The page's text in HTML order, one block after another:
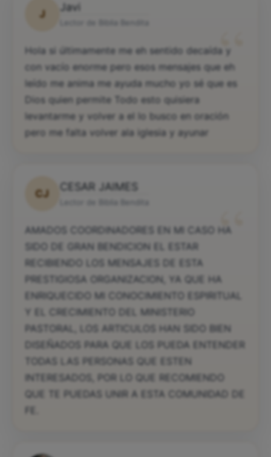
J
Javi
Lector de Biblia Bendita “
Hola si últimamente me eh sentido decaída y
con vacío enorme pero esos mensajes que eh
leído me anima me ayuda mucho yo sé que es
Dios quien permite Todo esto quisiera
levantarme y volver a el lo busco en oración
pero me falta volver ala iglesia y ayunar
CJ
CESAR JAIMES
Lector de Biblia Bendita “
AMADOS COORDINADORES EN MI CASO HA
SIDO DE GRAN BENDICION EL ESTAR
RECIBIENDO LOS MENSAJES DE ESTA
PRESTIGIOSA ORGANIZACION, YA QUE HA
ENRIQUECIDO MI CONOCIMIENTO ESPIRITUAL
Y EL CRECIMIENTO DEL MINISTERIO
PASTORAL, LOS ARTICULOS HAN SIDO BIEN
DISEÑADOS PARA QUE LOS PUEDA ENTENDER
TODAS LAS PERSONAS QUE ESTEN
INTERESADOS, POR LO QUE RECOMIENDO
QUE TE PUEDAS UNIR A ESTA COMUNIDAD DE